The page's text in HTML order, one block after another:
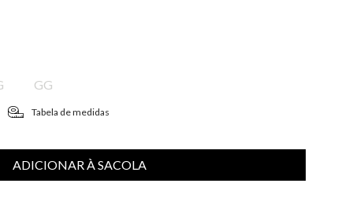
GG
Tabela de medidas
ADICIONAR À SACOLA